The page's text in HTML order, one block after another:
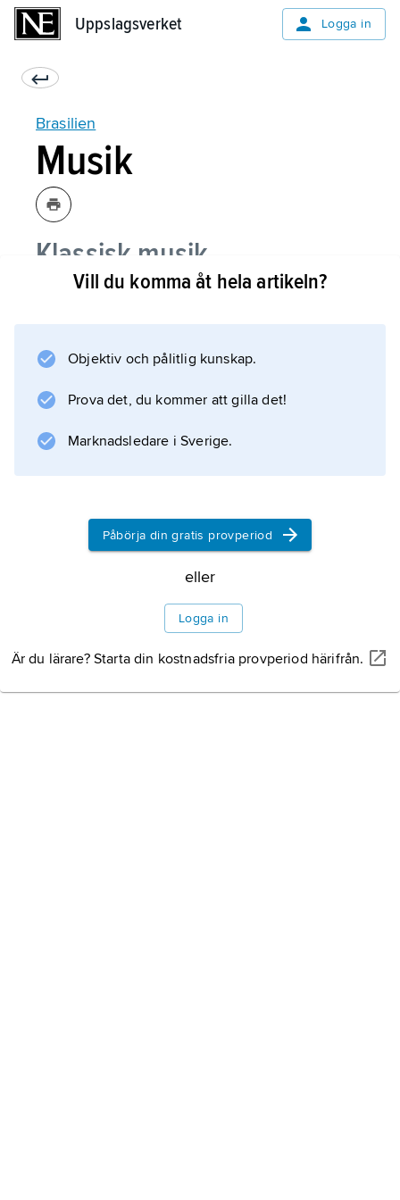
Uppslagsverket Logga in
Brasilien
Musik
Klassisk musik
Information om artikeln
Vill du komma åt hela artikeln?
Objektiv och pålitlig kunskap.
Prova det, du kommer att gilla det!
Marknadsledare i Sverige.
Påbörja din gratis provperiod
eller
Logga in
Är du lärare? Starta din kostnadsfria provperiod härifrån.